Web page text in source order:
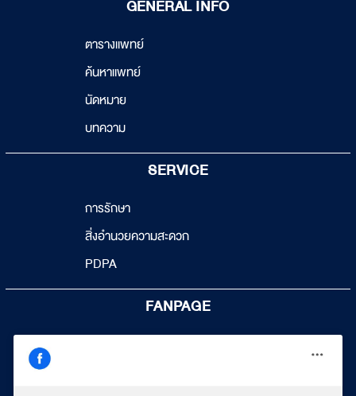
GENERAL INFO
ตารางแพทย์
ค้นหาแพทย์
นัดหมาย
บทความ
SERVICE
การรักษา
สิ่งอำนวยความสะดวก
PDPA
FANPAGE